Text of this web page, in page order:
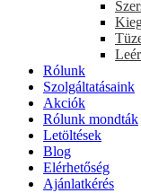
Rólunk
Szolgáltatásaink
Akciók
Rólunk mondták
Letöltések
Blog
Elérhetőség
Ajánlatkérés